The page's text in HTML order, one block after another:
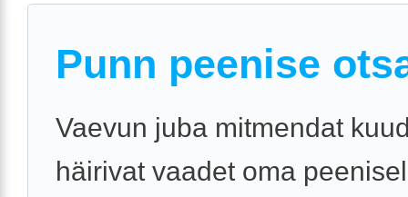
Punn peenise
Vaevun juba mitmendat
häirivat vaadet oma